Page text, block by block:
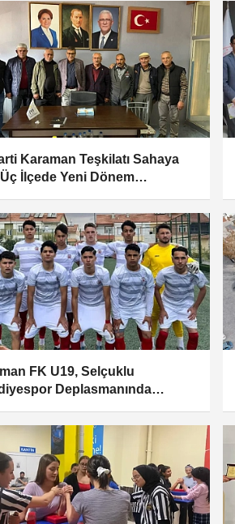
Karaman Teşkilatı Sahaya
Üç İlçede Yeni Dönem
FK U19, Selçuklu
Deplasmanında